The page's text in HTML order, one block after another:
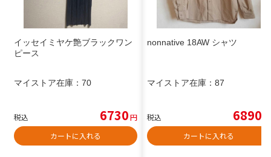
イッセイミヤケ艶ブラックワン
ピース
マイストア在庫： 70
税込 6730円
カートに入れる
nonnative 18AW シャツ
マイストア在庫： 87
税込 6890
カートに入れる